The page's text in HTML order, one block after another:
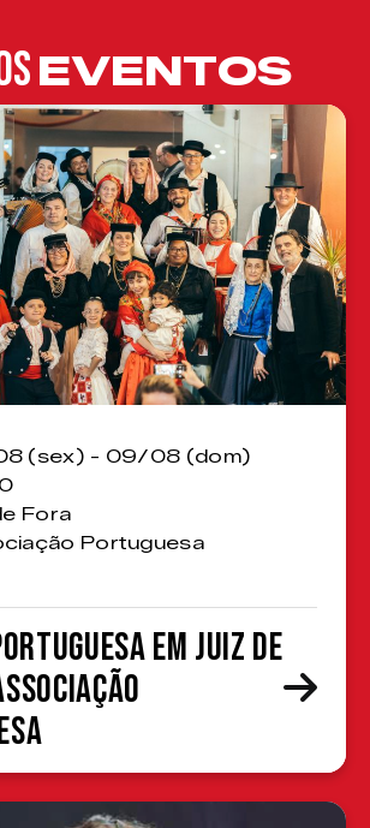
EVENTOS
(sex) - 09/08 (dom)
Fora
Portuguesa
em Juiz de